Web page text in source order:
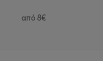
από 8€